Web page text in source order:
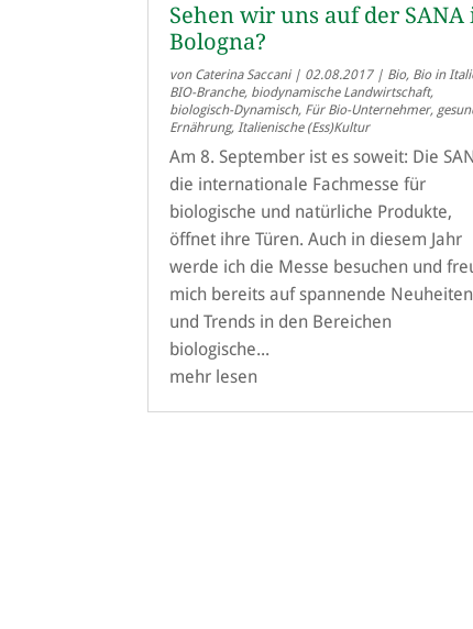
Sehen wir uns auf der SANA
Bologna?
von Caterina Saccani| 02.08.2017| Bio, Bio in
BIO-Branche, biodynamische Landwirtschaft,
biologisch-Dynamisch, Für Bio-Unternehmer,
Ernährung, Italienische (Ess)Kultur
Am 8. September ist es soweit: Die
die internationale Fachmesse für
biologische und natürliche Produkte,
öffnet ihre Türen. Auch in diesem Jahr
werde ich die Messe besuchen und
mich bereits auf spannende Neuheiten
und Trends in den Bereichen
biologische...
mehr lesen